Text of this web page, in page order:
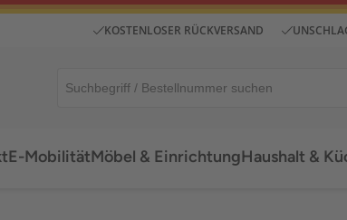
KOSTENLOSER RÜCKVERSAND
E-MobilitätMöbel & EinrichtungHaushalt &